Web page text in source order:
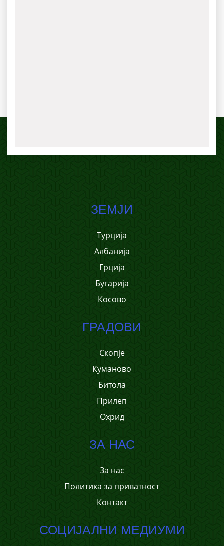
ЗЕМЈИ
Турција
Албанија
Грција
Бугарија
Косово
ГРАДОВИ
Скопје
Куманово
Битола
Прилеп
Охрид
ЗА НАС
За нас
Политика за приватност
Контакт
СОЦИЈАЛНИ МЕДИУМИ